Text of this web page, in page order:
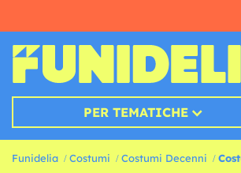
PER TEMATICHE
Funidelia Costumi Costumi Decenni